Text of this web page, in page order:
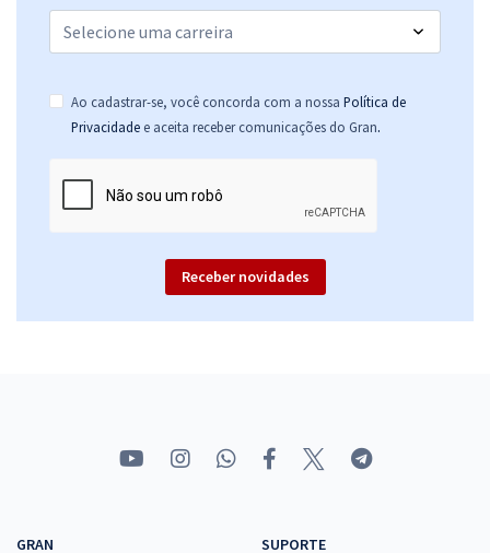
Ao cadastrar-se, você concorda com a nossa Política de
Privacidade e aceita receber comunicações do Gran.
Receber novidades
GRAN
SUPORTE